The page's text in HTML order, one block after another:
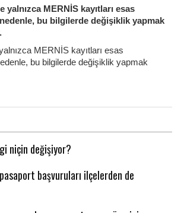
MERNİS kayıtları esas
nedenle, bu bilgilerde değişiklik yapmak
MERNİS kayıtları esas
bu bilgilerde değişiklik yapmak
niçin değişiyor?
başvuruları ilçelerden de